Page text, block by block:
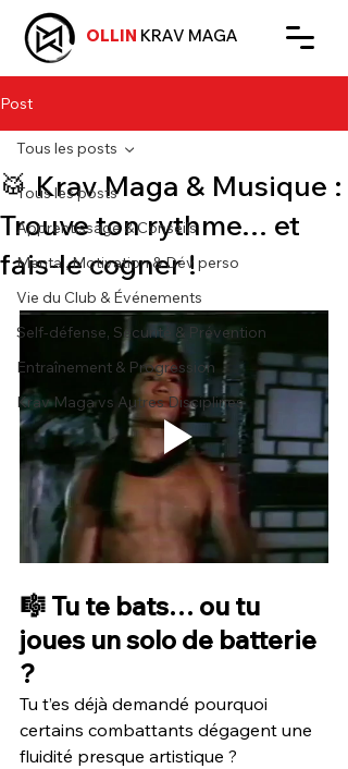
OLLIN KRAV MAGA
Post
Tous les posts
Apprentissage & Conseils
Mental, Motivation & Dév perso
Vie du Club & Événements
Self-défense, Sécurité & Prévention
Entraînement & Progression
Krav Maga vs Autres Disciplines
Tous les posts
🥁 Krav Maga & Musique :
Trouve ton rythme… et
fais-le cogner !
🎼 Tu te bats… ou tu
joues un solo de batterie
?
Tu t’es déjà demandé pourquoi
certains combattants dégagent une
fluidité presque artistique ?